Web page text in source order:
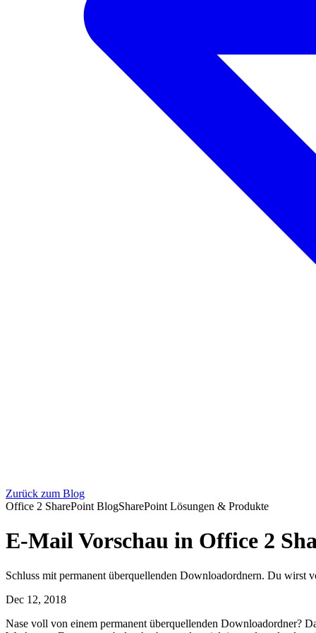
Zurück zum Blog
Office 2 SharePoint BlogSharePoint Lösungen & Produkte
E-Mail Vorschau in Office 2
Schluss mit permanent überquellenden Downloadordnern. Du wirst
Dec 12, 2018
Nase voll von einem permanent überquellenden Downloadordner?